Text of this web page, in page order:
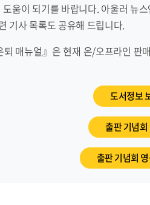
움이 되기를 바랍니다. 아울러 뉴
기사 목록도 공유해 드립니다.
매뉴얼』은 현재 온/오프라인 판
도서정보
출판 기념회
출판 기념회